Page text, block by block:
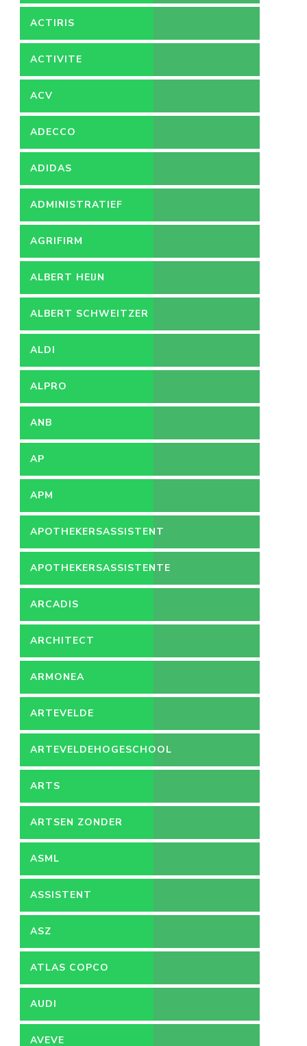
ACTIRIS
ACTIVITE
ACV
ADECCO
ADIDAS
ADMINISTRATIEF
MEDEWERKER
AGRIFIRM
ALBERT HEIJN
ALBERT SCHWEITZER
ZIEKENHUIS
ALDI
ALPRO
ANB
AP
APM
APOTHEKERSASSISTENT
APOTHEKERSASSISTENTE
ARCADIS
ARCHITECT
ARMONEA
ARTEVELDE
ARTEVELDEHOGESCHOOL
ARTS
ARTSEN ZONDER
GRENZEN
ASML
ASSISTENT
ACCOUNTANT
ASZ
ATLAS COPCO
AUDI
AVEVE